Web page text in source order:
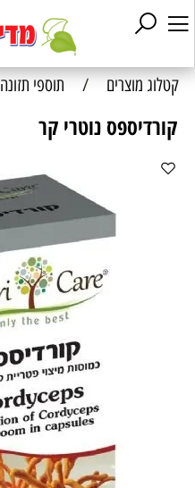
קטלוג מוצרים / תוספי תזונה
קורדיספס נוטרי קר